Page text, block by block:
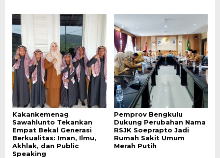
Kakankemenag
Sawahlunto Tekankan
Empat Bekal Generasi
Berkualitas: Iman, Ilmu,
Akhlak, dan Public
Speaking
Pemprov Bengkulu
Dukung Perubahan Nama
RSJK Soeprapto Jadi
Rumah Sakit Umum
Merah Putih